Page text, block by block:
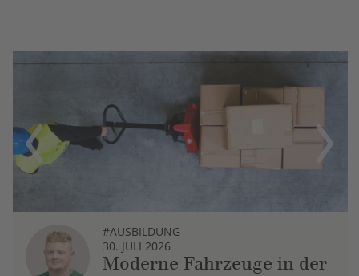
Previous
#AUSBILDUNG
30. JULI 2026
Moderne Fahrzeuge in der
Next